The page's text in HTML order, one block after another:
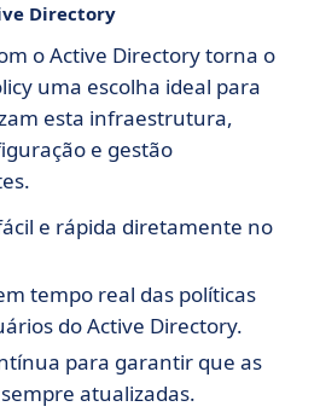
Directory
o Active Directory torna o
uma escolha ideal para
esta infraestrutura,
e gestão
e rápida diretamente no
tempo real das políticas
do Active Directory.
para garantir que as
atualizadas.